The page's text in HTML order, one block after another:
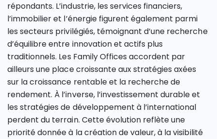
répondants. L’industrie, les services financiers,
l’immobilier et l’énergie figurent également parmi
les secteurs privilégiés, témoignant d’une recherche
d’équilibre entre innovation et actifs plus
traditionnels. Les Family Offices accordent par
ailleurs une place croissante aux stratégies axées
sur la croissance rentable et la recherche de
rendement. À l’inverse, l’investissement durable et
les stratégies de développement à l’international
perdent du terrain. Cette évolution reflète une
priorité donnée à la création de valeur, à la visibilité